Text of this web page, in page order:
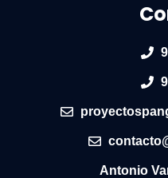
Antonio